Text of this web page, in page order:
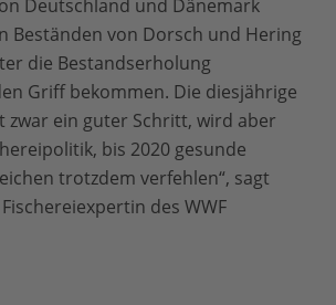
Deutschland und Dänemark
Beständen von Dorsch und Hering
die Bestandserholung
Griff bekommen. Die diesjährige
zwar ein guter Schritt, wird aber
bis 2020 gesunde
trotzdem verfehlen“, sagt
des WWF